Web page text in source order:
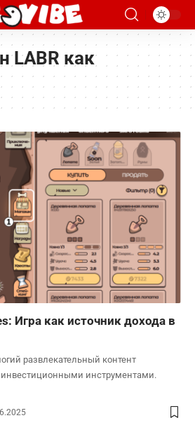
LABR как
Игра как источник дохода в
развлекательный контент
инвестиционными инструментами.